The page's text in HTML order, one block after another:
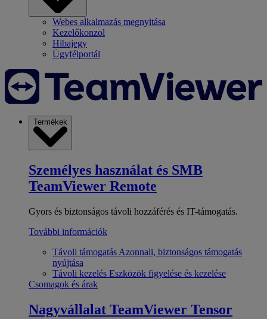
Webes alkalmazás megnyitása
Kezelőkonzol
Hibajegy
Ügyfélportál
Termékek
Személyes használat és SMB
TeamViewer Remote
Gyors és biztonságos távoli hozzáférés és IT-támogatás.
További információk
Távoli támogatás Azonnali, biztonságos támogatás
nyújtása
Távoli kezelés Eszközök figyelése és kezelése
Csomagok és árak
Nagyvállalat TeamViewer Tensor